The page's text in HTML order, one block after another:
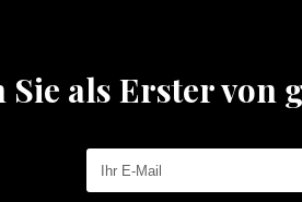
Sie als Erster von